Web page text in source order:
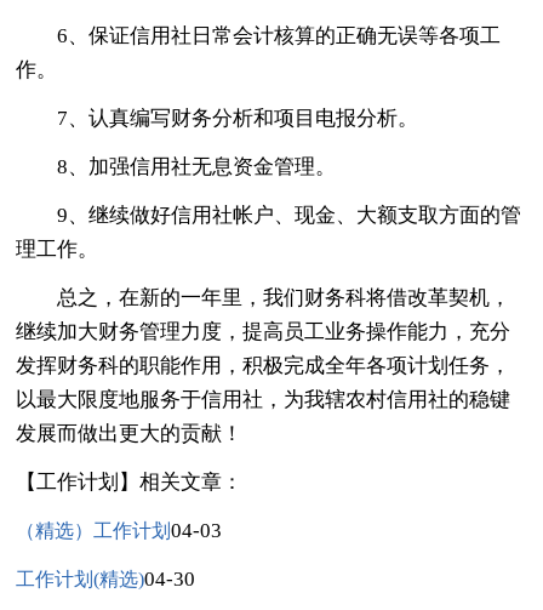
6、保证信用社日常会计核算的正确无误等各项工
作。
7、认真编写财务分析和项目电报分析。
8、加强信用社无息资金管理。
9、继续做好信用社帐户、现金、大额支取方面的管
理工作。
总之，在新的一年里，我们财务科将借改革契机，
继续加大财务管理力度，提高员工业务操作能力，充分
发挥财务科的职能作用，积极完成全年各项计划任务，
以最大限度地服务于信用社，为我辖农村信用社的稳键
发展而做出更大的贡献！
【工作计划】相关文章：
（精选）工作计划04-03
工作计划(精选)04-30